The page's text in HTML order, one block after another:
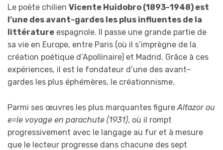
Le poète chilien Vicente Huidobro (1893-1948) est
l’une des avant-gardes les plus influentes de la
littérature espagnole. Il passe une grande partie de
sa vie en Europe, entre Paris (où il s’imprègne de la
création poétique d’Apollinaire) et Madrid. Grâce à ces
expériences, il est le fondateur d’une des avant-
gardes les plus éphémères, le créationnisme.
Parmi ses œuvres les plus marquantes figure Altazor ou
e=le voyage en parachute (1931), où il rompt
progressivement avec le langage au fur et à mesure
que le lecteur progresse dans chacune des sept